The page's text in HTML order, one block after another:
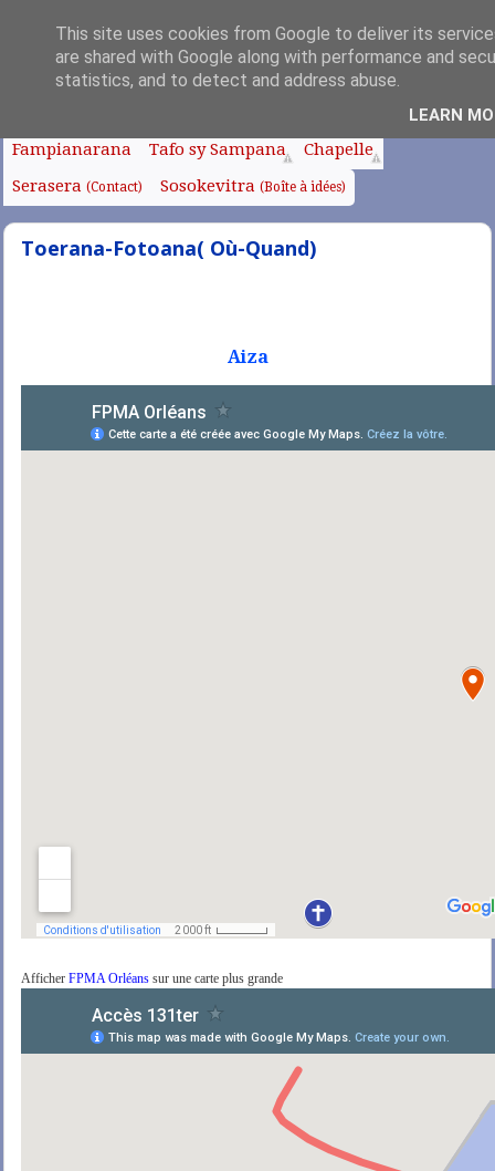
Anjara Soa
Fampianarana
Tafo sy Sampana
Chapelle
Serasera (Contact) Sosokevitra (Boîte à idées)
Toerana-Fotoana( Où-Quand)
Aiza
Afficher FPMA Orléans sur une carte plus grande
This site uses cookies from Google to deliver its
are shared with Google along with performance and
statistics, and to detect and address abuse.
LEARN